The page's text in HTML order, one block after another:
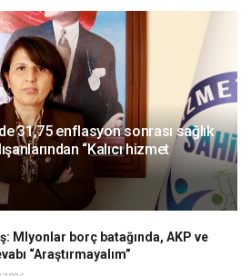
31,75 enflasyon sonrası sağlık
“Kalıcı hizmet
Mlyonlar borç batağında, AKP ve
“Araştırmayalım”